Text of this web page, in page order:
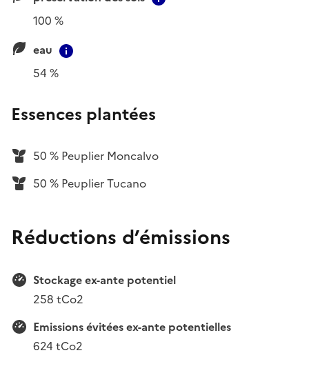
100 %
eau
54 %
Essences plantées
50 % Peuplier Moncalvo
50 % Peuplier Tucano
Réductions d’émissions
Stockage ex-ante potentiel
258 tCo2
Emissions évitées ex-ante potentielles
624 tCo2